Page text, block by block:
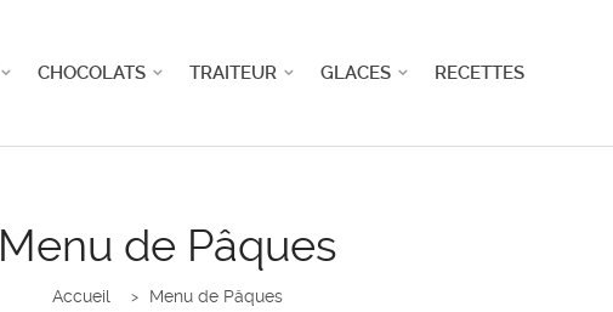
CHOCOLATS TRAITEUR GLACES RECETTES
Menu de Pâques
Accueil > Menu de Pâques